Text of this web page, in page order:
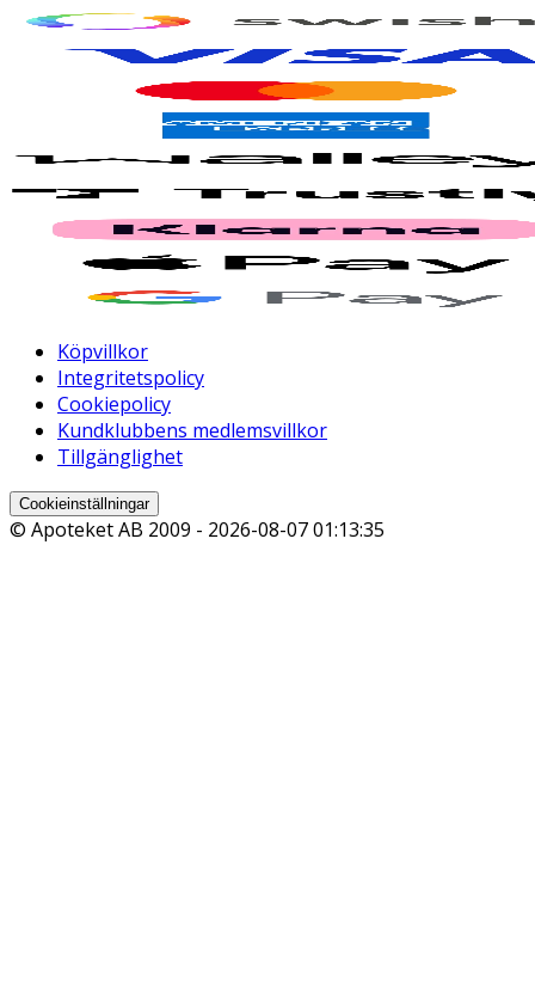
Köpvillkor
Integritetspolicy
Cookiepolicy
Kundklubbens medlemsvillkor
Tillgänglighet
Cookieinställningar
© Apoteket AB 2009 - 2026-08-07 01:13:35